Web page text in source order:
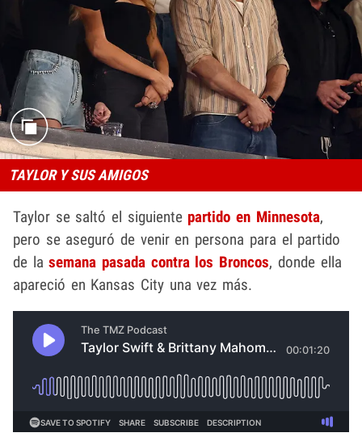
TAYLOR Y SUS AMIGOS
Taylor se saltó el siguientepartido en Minnesota,
pero se aseguró de venir en persona para el partido
de la semana pasada contra los Broncos, donde ella
apareció en Kansas City una vez más.